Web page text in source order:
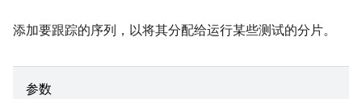
添加要跟踪的序列，以将其分配给运行某些测试的分片。
参数